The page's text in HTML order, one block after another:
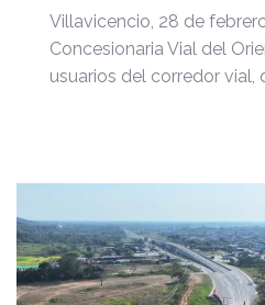
Villavicencio, 28 de
Concesionaria Vial del
usuarios del corredor vial,